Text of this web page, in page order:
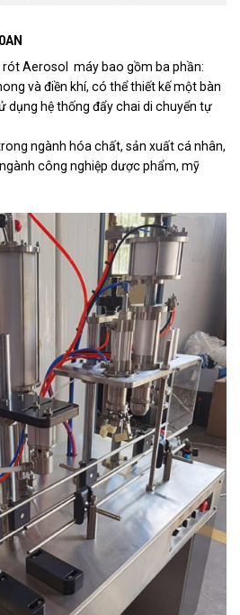
rót Aerosol máy bao gồm ba phần:
và điền khí, có thể thiết kế một bàn
dụng hệ thống đẩy chai di chuyển tự
ngành hóa chất, sản xuất cá nhân,
công nghiệp dược phẩm, mỹ